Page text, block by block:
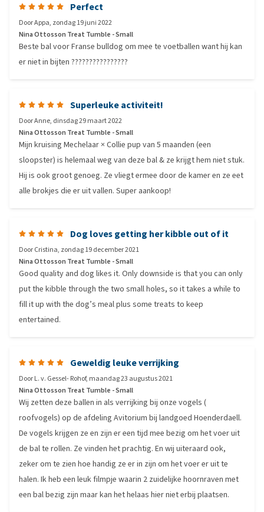
Perfect
DoorAppa, zondag 19 juni 2022
Nina Ottosson Treat Tumble - Small
Beste bal voor Franse bulldog om mee te voetballen want hij kan
er niet in bijten ????????????????
Superleuke activiteit!
DoorAnne, dinsdag 29 maart 2022
Nina Ottosson Treat Tumble - Small
Mijn kruising Mechelaar × Collie pup van 5 maanden (een
sloopster) is helemaal weg van deze bal & ze krijgt hem niet stuk.
Hij is ook groot genoeg. Ze vliegt ermee door de kamer en ze eet
alle brokjes die er uit vallen. Super aankoop!
Dog loves getting her kibble out of it
DoorCristina, zondag 19 december 2021
Nina Ottosson Treat Tumble - Small
Good quality and dog likes it. Only downside is that you can only
put the kibble through the two small holes, so it takes a while to
fill it up with the dog’s meal plus some treats to keep
entertained.
Geweldig leuke verrijking
DoorL. v. Gessel- Rohof, maandag 23 augustus 2021
Nina Ottosson Treat Tumble - Small
Wij zetten deze ballen in als verrijking bij onze vogels (
roofvogels) op de afdeling Avitorium bij landgoed Hoenderdaell.
De vogels krijgen ze en zijn er een tijd mee bezig om het voer uit
de bal te rollen. Ze vinden het prachtig. En wij uiteraard ook,
zeker om te zien hoe handig ze er in zijn om het voer er uit te
halen. Ik heb een leuk filmpje waarin 2 zuidelijke hoornraven met
een bal bezig zijn maar kan het helaas hier niet erbij plaatsen.